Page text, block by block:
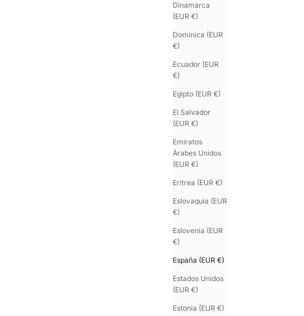
Dinamarca
(EUR €)
Dominica (EUR
€)
Ecuador (EUR
€)
Egipto (EUR €)
El Salvador
(EUR €)
Emiratos
Árabes Unidos
(EUR €)
Eritrea (EUR €)
Eslovaquia (EUR
€)
Eslovenia (EUR
€)
España (EUR €)
Estados Unidos
(EUR €)
Estonia (EUR €)
• Un fermoir interchangeable, plusieurs lanières